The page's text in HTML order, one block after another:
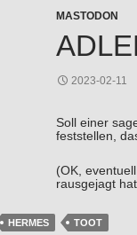
MASTODON
2023-02-11
Soll einer
feststellen,
(OK,
rausgejagt
HERMES TOOT